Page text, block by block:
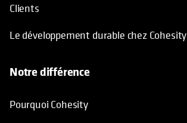
Clients
Le développement durable chez Cohesity
Notre différence
Pourquoi Cohesity